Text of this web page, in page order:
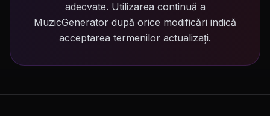
adecvate. Utilizarea continuă a
MuzicGenerator după orice modificări indică
acceptarea termenilor actualizați.